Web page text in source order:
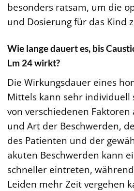
besonders ratsam, um die
und Dosierung für das Kind
Wie lange dauert es, bis
Lm 24 wirkt?
Die Wirkungsdauer eines
Mittels kann sehr individuell
von verschiedenen Faktoren
und Art der Beschwerden,
des Patienten und der
akuten Beschwerden kann
schneller eintreten,
Leiden mehr Zeit vergehen